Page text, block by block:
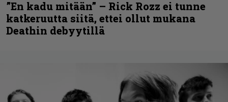
”En kadu mitään” – Rick Rozz ei tunne
katkeruutta siitä, ettei ollut mukana
Deathin debyytillä